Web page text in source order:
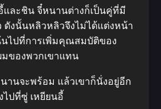
และชิน จี๋หนานต่างก็เป็นคู่ที่มี
ดังนั้นหลิวหลิวจึงไม่ได้แต่งหน้า
นไปที่การเพิ่มคุณสมบัติของ
มของพวกเขาแทน
นจะพร้อม แล้วเขาก็นั่งอยู่อีก
ปที่ซู่ เหยียนอี้